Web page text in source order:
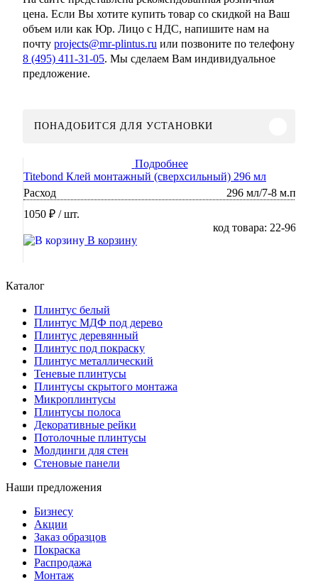
цена. Если Вы хотите купить товар со скидкой на Ваш
объем или как Юр. Лицо с НДС, напишите нам на
почту projects@mr-plintus.ru или позвоните по телефону
8 (495) 411-31-05. Мы сделаем Вам индивидуальное
предложение.
ПОНАДОБИТСЯ ДЛЯ УСТАНОВКИ
Подробнее
Titebond Клей монтажный (сверхсильный) 296 мл
Расход
296 мл/7-8 м.п
1050 ₽ / шт.
код товара: 22-96
В корзину
Каталог
Плинтус белый
Плинтус МДФ под дерево
Плинтус деревянный
Плинтус под покраску
Плинтус металлический
Теневые плинтусы
Плинтусы скрытого монтажа
Микроплинтусы
Плинтусы полоса
Декоративные рейки
Потолочные плинтусы
Молдинги для стен
Стеновые панели
Наши предложения
Бизнесу
Акции
Заказ образцов
Покраска
Распродажа
Монтаж